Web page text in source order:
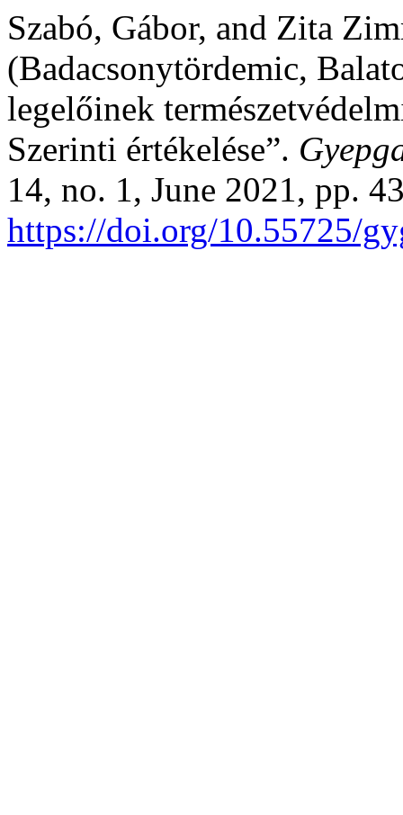
Szabó, Gábor, and Zita
(Badacsonytördemic,
legelőinek
Szerinti értékelése”.
14, no. 1, June 2021, pp.
https://doi.org/10.55725/